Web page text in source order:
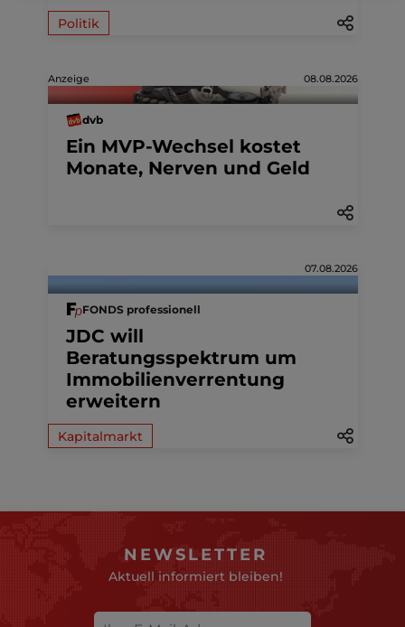
Politik
Anzeige 08.08.2026
dvb
Ein MVP-Wechsel kostet
Monate, Nerven und Geld
07.08.2026
FONDS professionell
JDC will
Beratungsspektrum um
Immobilienverrentung
erweitern
Kapitalmarkt
NEWSLETTER
Aktuell informiert bleiben!